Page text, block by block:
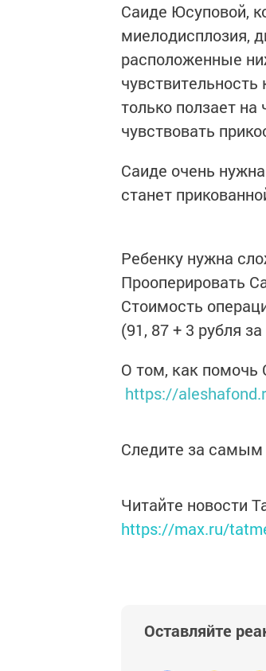
Саиде Юсуповой,
миелодисплозия,
расположенные
только ползает на
чувствовать
Саиде очень
станет
Ребенку нужна
Прооперировать
Стоимость
(91, 87 + 3 рубля
О том, как помочь
https://
Следите за
Читайте новости
https://max.ru/
Оставляйте